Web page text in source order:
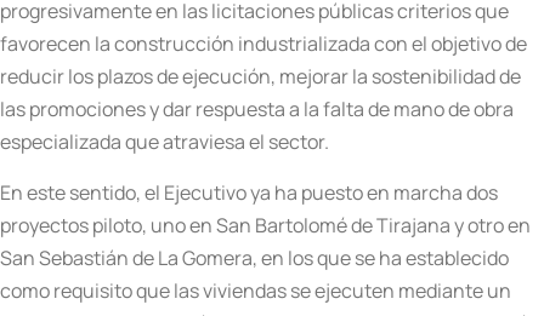
progresivamente en las licitaciones públicas criterios que
favorecen la construcción industrializada con el objetivo de
reducir los plazos de ejecución, mejorar la sostenibilidad de
las promociones y dar respuesta a la falta de mano de obra
especializada que atraviesa el sector.
En este sentido, el Ejecutivo ya ha puesto en marcha dos
proyectos piloto, uno en San Bartolomé de Tirajana y otro en
San Sebastián de La Gomera, en los que se ha establecido
como requisito que las viviendas se ejecuten mediante un